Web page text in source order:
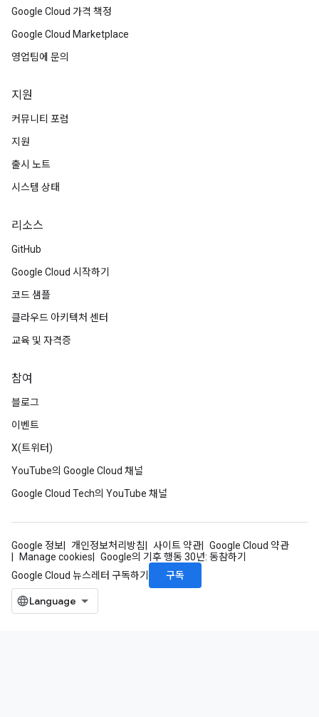
Google Cloud 가격 책정
Google Cloud Marketplace
영업팀에 문의
지원
커뮤니티 포럼
지원
출시 노트
시스템 상태
리소스
GitHub
Google Cloud 시작하기
코드 샘플
클라우드 아키텍처 센터
교육 및 자격증
참여
블로그
이벤트
X(트위터)
YouTube의 Google Cloud 채널
Google Cloud Tech의 YouTube 채널
Google 정보 개인정보처리방침 사이트 약관
Google Cloud 약관
Manage cookies
Google의 기후 행동 30년: 동참하기
Google Cloud 뉴스레터 구독하기
구독